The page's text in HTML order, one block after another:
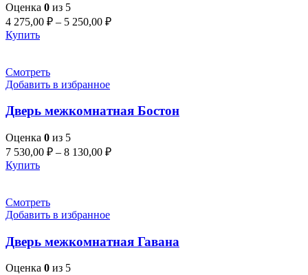
Оценка 0 из 5
4 275,00 ₽ – 5 250,00 ₽
Купить
Смотреть
Добавить в избранное
Дверь межкомнатная Бостон
Оценка 0 из 5
7 530,00 ₽ – 8 130,00 ₽
Купить
Смотреть
Добавить в избранное
Дверь межкомнатная Гавана
Оценка 0 из 5